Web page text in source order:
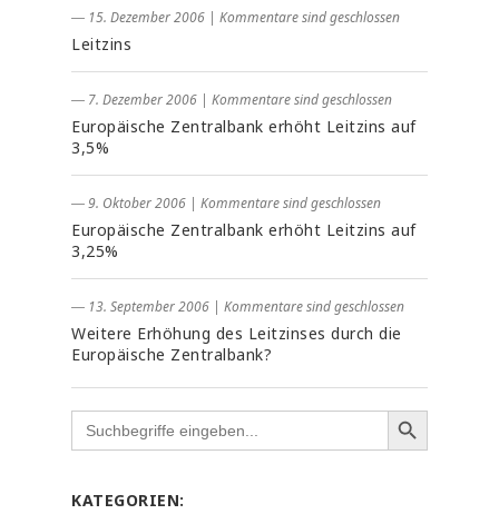
― 15. Dezember 2006 | Kommentare sind geschlossen
Leitzins
― 7. Dezember 2006 | Kommentare sind geschlossen
Europäische Zentralbank erhöht Leitzins auf
3,5%
― 9. Oktober 2006 | Kommentare sind geschlossen
Europäische Zentralbank erhöht Leitzins auf
3,25%
― 13. September 2006 | Kommentare sind geschlossen
Weitere Erhöhung des Leitzinses durch die
Europäische Zentralbank?
Search
for:
KATEGORIEN: